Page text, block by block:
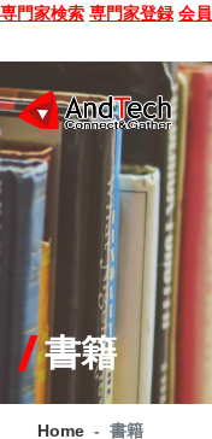
専門家検索 専門家登録 会
SEMINAR
BOOK
CONSULTING
SERVICE
COMPANY
書籍
Home 書籍